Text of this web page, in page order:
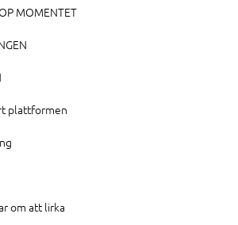
MOMENTET
plattformen
om att lirka